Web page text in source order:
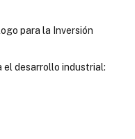
para la Inversión
desarrollo industrial: